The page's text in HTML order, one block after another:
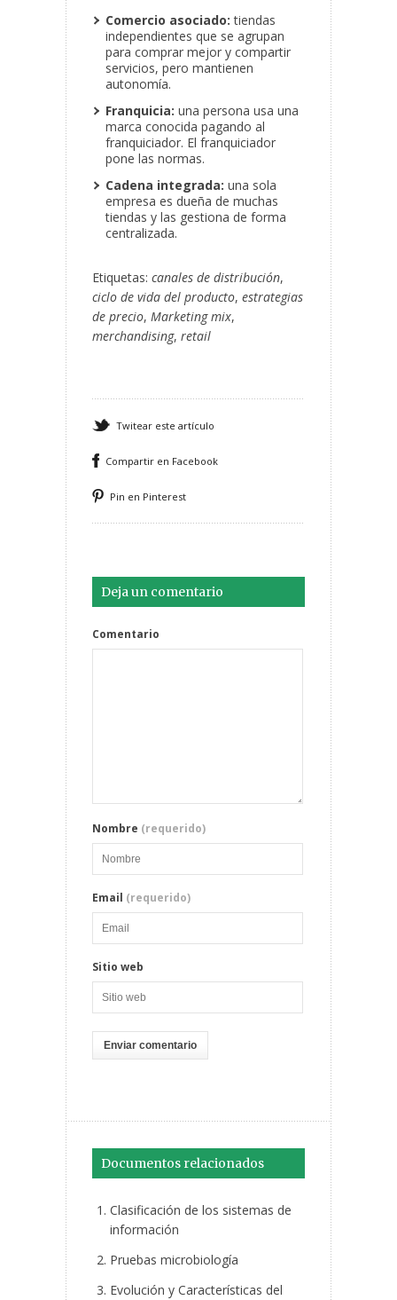
Comercio asociado: tiendas
independientes que se agrupan
para comprar mejor y compartir
servicios, pero mantienen
autonomía.
Franquicia: una persona usa una
marca conocida pagando al
franquiciador. El franquiciador
pone las normas.
Cadena integrada: una sola
empresa es dueña de muchas
tiendas y las gestiona de forma
centralizada.
Etiquetas: canales de distribución,
ciclo de vida del producto, estrategias
de precio, Marketing mix,
merchandising, retail
Twitear este artículo
Compartir en Facebook
Pin en Pinterest
Deja un comentario
Comentario
Nombre (requerido)
Email (requerido)
Sitio web
Documentos relacionados
Clasificación de los sistemas de
información
Pruebas microbiología
Evolución y Características del